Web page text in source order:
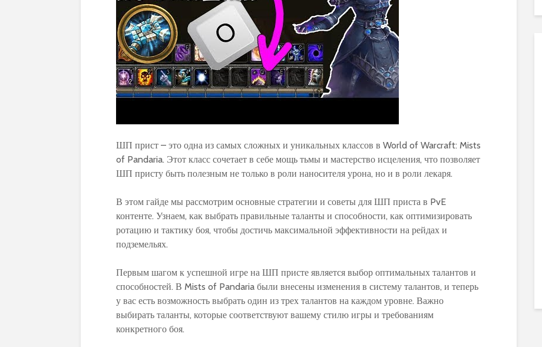
ШП прист – это одна из самых сложных и уникальных классов в World of Warcraft: Mists
of Pandaria. Этот класс сочетает в себе мощь тьмы и мастерство исцеления, что позволяет
ШП присту быть полезным не только в роли наносителя урона, но и в роли лекаря.
В этом гайде мы рассмотрим основные стратегии и советы для ШП приста в PvE
контенте. Узнаем, как выбрать правильные таланты и способности, как оптимизировать
ротацию и тактику боя, чтобы достичь максимальной эффективности на рейдах и
подземельях.
Первым шагом к успешной игре на ШП присте является выбор оптимальных талантов и
способностей. В Mists of Pandaria были внесены изменения в систему талантов, и теперь
у вас есть возможность выбрать один из трех талантов на каждом уровне. Важно
выбирать таланты, которые соответствуют вашему стилю игры и требованиям
конкретного боя.
PvP гайд по ММ ханту
в World of Warcraft:
макросов для воина в
World of Warcraft:
для максимальной
эффективности
Путеводитель по
передвигаться в игре
Как выбрать
экипировку на 110
охотников в World of